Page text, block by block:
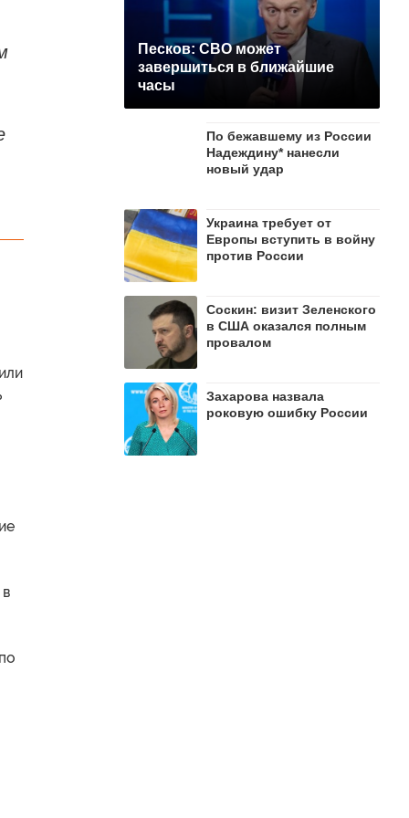
Песков: СВО может
завершиться в ближайшие
часы
По бежавшему из России
Надеждину* нанесли
новый удар
Украина требует от
Европы вступить в войну
против России
Соскин: визит Зеленского
в США оказался полным
провалом
Захарова назвала
роковую ошибку России